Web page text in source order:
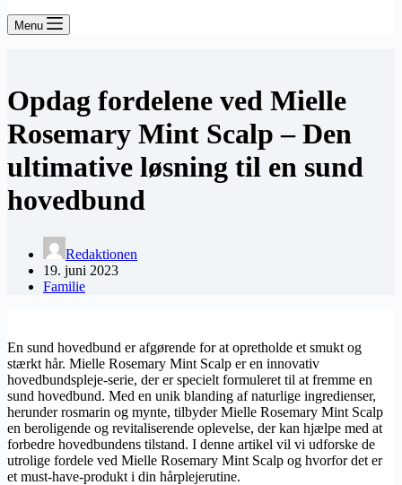
Menu
Opdag fordelene ved Mielle
Rosemary Mint Scalp – Den
ultimative løsning til en sund
hovedbund
Redaktionen
19. juni 2023
Familie
En sund hovedbund er afgørende for at opretholde et smukt og
stærkt hår. Mielle Rosemary Mint Scalp er en innovativ
hovedbundspleje-serie, der er specielt formuleret til at fremme en
sund hovedbund. Med en unik blanding af naturlige ingredienser,
herunder rosmarin og mynte, tilbyder Mielle Rosemary Mint Scalp
en beroligende og revitaliserende oplevelse, der kan hjælpe med at
forbedre hovedbundens tilstand. I denne artikel vil vi udforske de
utrolige fordele ved Mielle Rosemary Mint Scalp og hvorfor det er
et must-have-produkt i din hårplejerutine.